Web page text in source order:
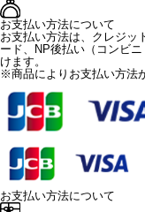
お支払い方法について
お支払い方法は、クレジッ
ード、NP後払い（コンビ
けます。
※商品によりお支払い方法
お支払い方法について